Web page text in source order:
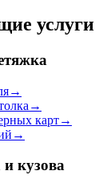
услуги
→
→
карт→
→
кузова